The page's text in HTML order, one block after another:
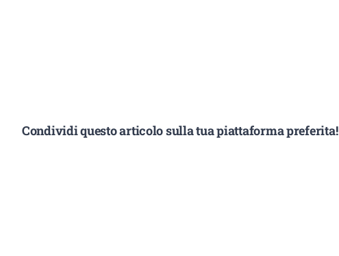
Condividi questo articolo sulla tua piattaforma preferita!